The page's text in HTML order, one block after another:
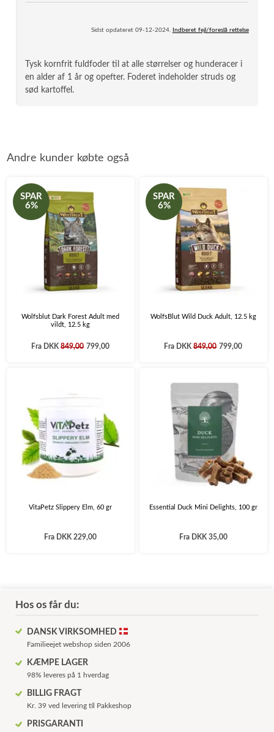
Sidst opdateret 09-12-2024. Indberet fejl/foreslå rettelse
Tysk kornfrit fuldfoder til at alle størrelser og hunderacer i
en alder af 1 år og opefter. Foderet indeholder struds og
sød kartoffel.
Andre kunder købte også
SPAR
6%
Wolfsblut Dark Forest Adult med
vildt, 12.5 kg
Fra DKK849,00 799,00
SPAR
6%
WolfsBlut Wild Duck Adult, 12.5 kg
Fra DKK849,00 799,00
VitaPetz Slippery Elm, 60 gr
Fra DKK 229,00
Essential Duck Mini Delights, 100 gr
Fra DKK 35,00
Hos os får du:
DANSK VIRKSOMHED
Familieejet webshop siden 2006
KÆMPE LAGER
98% leveres på 1 hverdag
BILLIG FRAGT
Kr. 39 ved levering til Pakkeshop
PRISGARANTI